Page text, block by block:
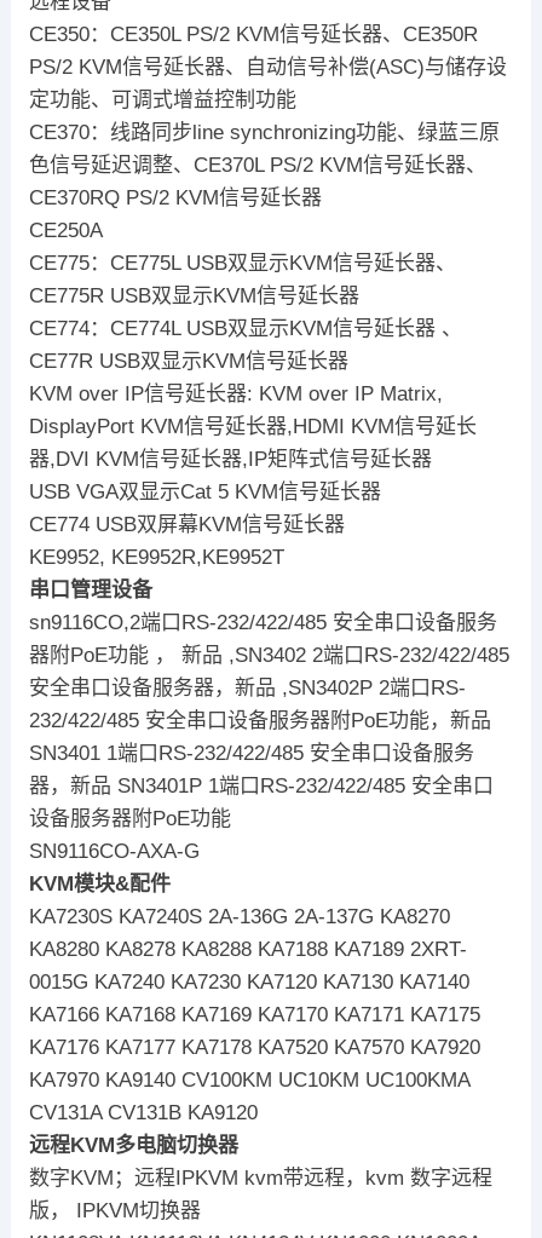
CE350：CE350L PS/2 KVM信号延长器、CE350R
PS/2 KVM信号延长器、自动信号补偿(ASC)与储存设
定功能、可调式增益控制功能
CE370：线路同步line synchronizing功能、绿蓝三原
色信号延迟调整、CE370L PS/2 KVM信号延长器、
CE370RQ PS/2 KVM信号延长器
CE250A
CE775：CE775L USB双显示KVM信号延长器、
CE775R USB双显示KVM信号延长器
CE774：CE774L USB双显示KVM信号延长器 、
CE77R USB双显示KVM信号延长器
KVM over IP信号延长器: KVM over IP Matrix,
DisplayPort KVM信号延长器,HDMI KVM信号延长
器,DVI KVM信号延长器,IP矩阵式信号延长器
USB VGA双显示Cat 5 KVM信号延长器
CE774 USB双屏幕KVM信号延长器
KE9952, KE9952R,KE9952T
串口管理设备
sn9116CO,2端口RS-232/422/485 安全串口设备服务
器附PoE功能 ， 新品 ,SN3402 2端口RS-232/422/485
安全串口设备服务器，新品 ,SN3402P 2端口RS-
232/422/485 安全串口设备服务器附PoE功能，新品
SN3401 1端口RS-232/422/485 安全串口设备服务
器，新品 SN3401P 1端口RS-232/422/485 安全串口
设备服务器附PoE功能
SN9116CO-AXA-G
KVM模块&配件
KA7230S KA7240S 2A-136G 2A-137G KA8270
KA8280 KA8278 KA8288 KA7188 KA7189 2XRT-
0015G KA7240 KA7230 KA7120 KA7130 KA7140
KA7166 KA7168 KA7169 KA7170 KA7171 KA7175
KA7176 KA7177 KA7178 KA7520 KA7570 KA7920
KA7970 KA9140 CV100KM UC10KM UC100KMA
CV131A CV131B KA9120
远程KVM多电脑切换器
数字KVM；远程IPKVM kvm带远程，kvm 数字远程
版， IPKVM切换器